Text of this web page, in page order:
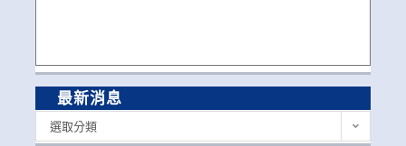
最新消息
選取分類